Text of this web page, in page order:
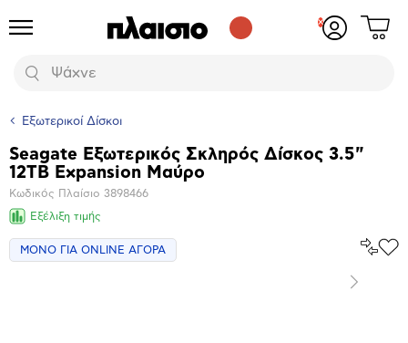
Προϊόντα
Αναζήτηση
Δες
Εξωτερικοί Δίσκοι
Βασικά
χαρακτηριστικά
Seagate Εξωτερικός Σκληρός Δίσκος 3.5"
12TB Expansion Μαύρο
Κωδικός Πλαίσιο 3898466
Εξέλιξη τιμής
ΜΟΝΟ ΓΙΑ ONLINE ΑΓΟΡΑ
Επόμενο